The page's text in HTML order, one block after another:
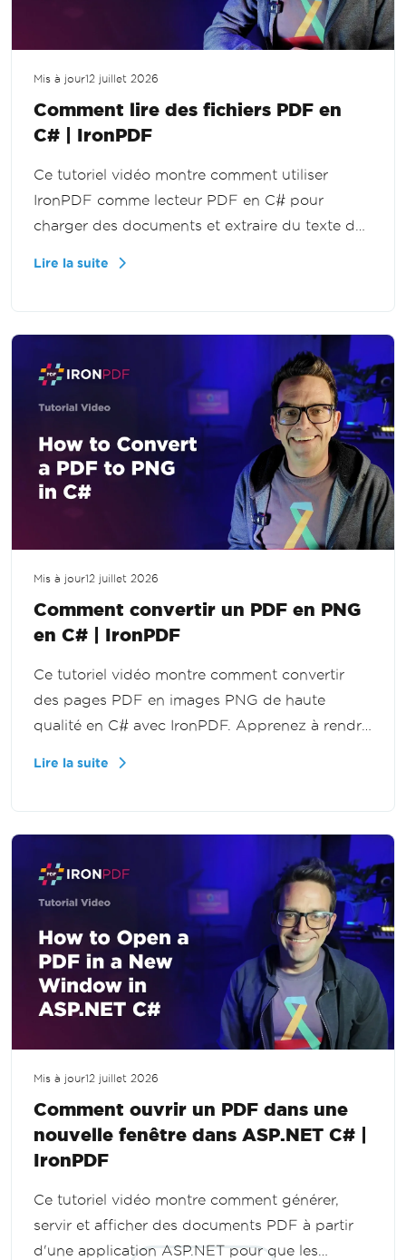
Mis à jour12 juillet 2026
Comment lire des fichiers PDF en
C# | IronPDF
Ce tutoriel vidéo montre comment utiliser
IronPDF comme lecteur PDF en C# pour
charger des documents et extraire du texte de
Lire la suite
Mis à jour12 juillet 2026
Comment convertir un PDF en PNG
en C# | IronPDF
Ce tutoriel vidéo montre comment convertir
des pages PDF en images PNG de haute
qualité en C# avec IronPDF. Apprenez à rendre
Lire la suite
Mis à jour12 juillet 2026
Comment ouvrir un PDF dans une
nouvelle fenêtre dans ASP.NET C# |
IronPDF
Ce tutoriel vidéo montre comment générer,
servir et afficher des documents PDF à partir
d'une application ASP.NET pour que les